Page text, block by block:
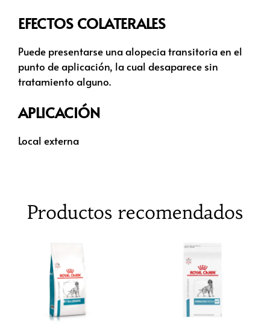
EFECTOS COLATERALES
Puede presentarse una alopecia transitoria en el
punto de aplicación, la cual desaparece sin
tratamiento alguno.
APLICACIÓN
Local externa
Productos recomendados